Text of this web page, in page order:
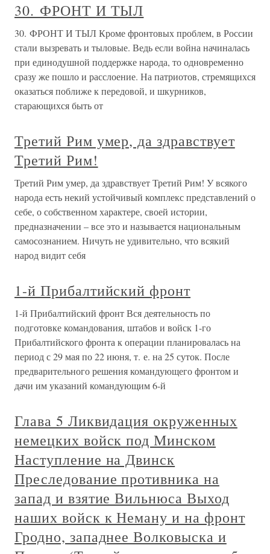
30. ФРОНТ И ТЫЛ
30. ФРОНТ И ТЫЛ Кроме фронтовых проблем, в России
стали вызревать и тыловые. Ведь если война начиналась
при единодушной поддержке народа, то одновременно
сразу же пошло и расслоение. На патриотов, стремящихся
оказаться поближе к передовой, и шкурников,
старающихся быть от
Третий Рим умер, да здравствует
Третий Рим!
Третий Рим умер, да здравствует Третий Рим! У всякого
народа есть некий устойчивый комплекс представлений о
себе, о собственном характере, своей истории,
предназначении – все это и называется национальным
самосознанием. Ничуть не удивительно, что всякий
народ видит себя
1-й Прибалтийский фронт
1-й Прибалтийский фронт Вся деятельность по
подготовке командования, штабов и войск 1-го
Прибалтийского фронта к операции планировалась на
период с 29 мая по 22 июня, т. е. на 25 суток. После
предварительного решения командующего фронтом и
дачи им указаний командующим 6-й
Глава 5 Ликвидация окруженных
немецких войск под Минском
Наступление на Двинск
Преследование противника на
запад и взятие Вильнюса Выход
наших войск к Неману и на фронт
Гродно, западнее Волковыска и